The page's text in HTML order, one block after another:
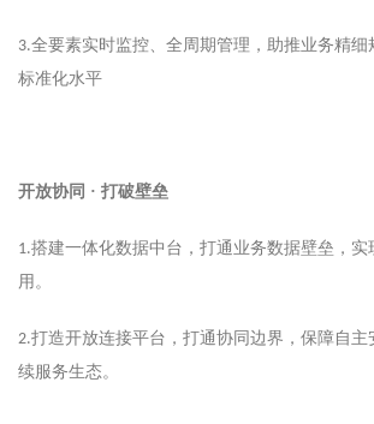
3.全要素实时监控、全周期管理，助推业务精细
标准化水平
开放协同 · 打破壁垒
1.搭建一体化数据中台，打通业务数据壁垒，实
用。
2.打造开放连接平台，打通协同边界，保障自
续服务生态。